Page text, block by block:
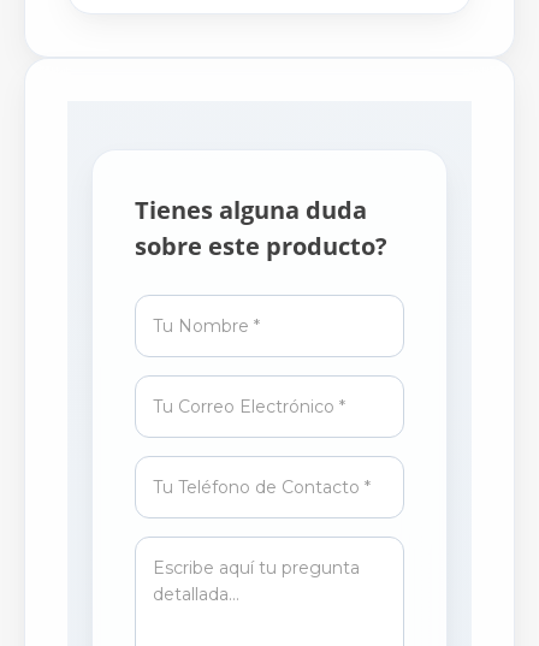
Tienes alguna duda
sobre este producto?